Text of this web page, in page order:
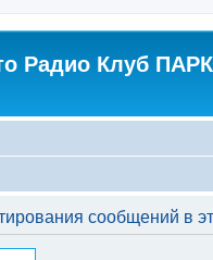
Радио Клуб
сообщений в